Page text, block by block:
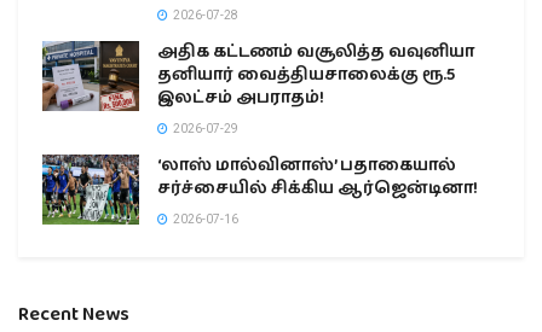
2026-07-28
அதிக கட்டணம் வசூலித்த வவுனியா
தனியார் வைத்தியசாலைக்கு ரூ.5
இலட்சம் அபராதம்!
2026-07-29
‘லாஸ் மால்வினாஸ்’ பதாகையால்
சர்ச்சையில் சிக்கிய ஆர்ஜென்டினா!
2026-07-16
Recent News